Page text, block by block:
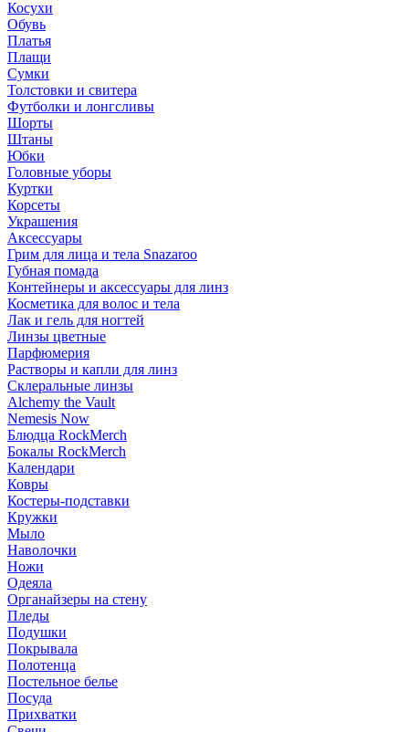
Косухи
Обувь
Платья
Плащи
Сумки
Толстовки и свитера
Футболки и лонгсливы
Шорты
Штаны
Юбки
Головные уборы
Куртки
Корсеты
Украшения
Аксессуары
Грим для лица и тела Snazaroo
Губная помада
Контейнеры и аксессуары для линз
Косметика для волос и тела
Лак и гель для ногтей
Линзы цветные
Парфюмерия
Растворы и капли для линз
Склеральные линзы
Alchemy the Vault
Nemesis Now
Блюдца RockMerch
Бокалы RockMerch
Календари
Ковры
Костеры-подставки
Кружки
Мыло
Наволочки
Ножи
Одеяла
Органайзеры на стену
Пледы
Подушки
Покрывала
Полотенца
Постельное белье
Посуда
Прихватки